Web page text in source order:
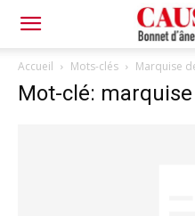
Bonnet
d'âne
Accueil Mots-clés Marquise
Mot-clé: